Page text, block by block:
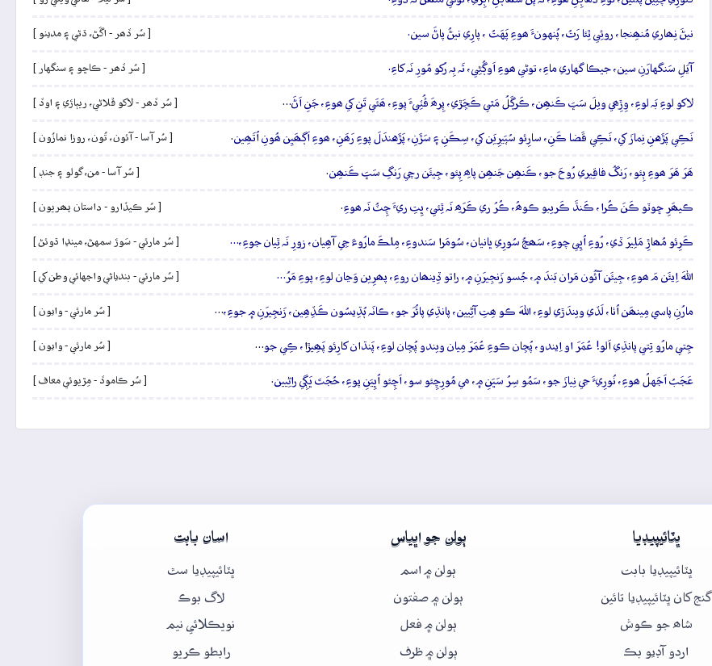
نيڻَ نِھاري مُنھِنجا، روئِي ٿِئا رَتُ، پُنهونءَ ھوءِ پَهَتُ ، پارِي نيڻُ پاڻَ سين. [ سُر ڏھر - اڱڻ، ڌڻي ۽ مدينو ]
آيَلِ سَنگهارَنِ سين، جيڪا گهاري ماءِ، توڻي ھوءِ اَوڳُڻِي، تَہ بِہ رُکو مُورِ نَہ کاءِ. [ سُر ڏھر - ڪاڇو ۽ سنگهار ]
لاکو لوءِ بَہ لوءِ، وِڙِھي ويلَ سَڀَ ڪَنھِن، ڪَرڳَلُ مَٿي ڪَڇَڙي، پِرھَ ڦُٽِيءَ پوءِ، ھَئَي تَنِ کي ھوءِ، جَنِ اَڻَ… [ سُر ڏھر - لاکو ڦلاڻي، ريٻاڙي ۽ اوڏ ]
نَڪِي پَڙَهنِ نِمازَ کي، نَڪِي قَضا ڪَنِ، سارِئو سُپَيرِيَن کي، سِڪَنِ ۽ سَڙَنِ، پَڙَهندَلَ پوءِ رَھَنِ، ھوءِ اَڳھَيِن ھُونِ اُتَھِين. [ سُر آسا - آئون، تُون، روزا نمازُون ]
ھَرَ ھَرَ ھوءِ ٻِئو، رَنگُ فاقِيري رُوحَ جو، ڪَنھِن جَنھِن پاھِ پِئو، جِيئَن رچي رَنگِ سَڀَ ڪَنھِن. [ سُر آسا - من، گولو ۽ جنڊ ]
ڪيھَرِ ڇوٽو ڪَنَ ڪُرا، ڪَنڌَ ڪَريبو ڪوھُ، ڪُرُ ري ڪَرَھِ نَہ ٿِئي، ڀِتِ ريءَ چِٽُ نَہ ھوءِ. [ سُر ڪيڏارو - داستان پھريون ]
ڪَرِئو مُھاڙِ مَلِيرَ ڏي، رُوءِ اُڀِي چوءِ، سَھڄُ سُورِي ڀانيان، سُومَرا سَندوءِ، مِلڪَ مارُوءَ جِي آھِيان، زورِ نَہ ٿِيان جوءِ،… [ سُر مارئي - سَوڙ سمهڻ، مينڍا ڌوئڻ ]
اللهَ اِيئَن مَ ھوءِ، جِيئَن آئُون مَران بَندَ ۾، جُسو زَنجِيرَنِ ۾، راتو ڏِينھان روءِ، پھرِين وَڃان لوءِ، پوءِ مَرُ… [ سُر مارئي - بندياڻي واجهائي وطن کي ]
مارُنِ پاسي مِينھَن اُٺا، لَڏي ويندَڙي لوءِ، اللهَ ڪو ھِتِ آڻِيين، پانڌِي پائُرَ جو، ڪانَہ ٻُڌِيسُون ڪَڏِھِين، زَنجِيرَنِ ۾ جوءِ،… [ سُر مارئي - وايون ]
جِتي مارُو تِتي پانڌِي اَلو! عُمَرَ او اِيندو، پُڇان ڪوءِ عُمَرَ مِيان ويندو پُڇان لوءِ، پَنڌان کارِئو پَھِيڙا، ڪِي جو… [ سُر مارئي - وايون ]
عَجَبُ اَجَهلُ ھوءِ، نُورِيءَ جي نِيازَ جو، سَمُو سِرُ سَڀَنِ ۾، مي مُورِڇِئو سو، اَچِئو اُڀِيَنِ پوءِ، حُجَتَ ڀَڳِي راڻِيين. [ سُر ڪاموڏ - مِڙيوئي معاف ]
ڀٽائيپيڊيا
ڀٽائيپيڊيا بابت
گنج کان ڀٽائيپيڊيا تائين
شاھ جو ڪوش
اردو آڊيو بڪ
ٻولن جو اڀياس
ٻولن ۾ اسم
ٻولن ۾ صفتون
ٻولن ۾ فعل
ٻولن ۾ ظرف
اسان بابت
ڀٽائيپيڊيا سٿ
لاگ بوڪ
نويڪلائي نيم
رابطو ڪريو